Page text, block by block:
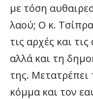
με τόση
λαού; Ο κ.
τις αρχές και
αλλά και τη
της. Μετατρέπει
κόμμα και τον